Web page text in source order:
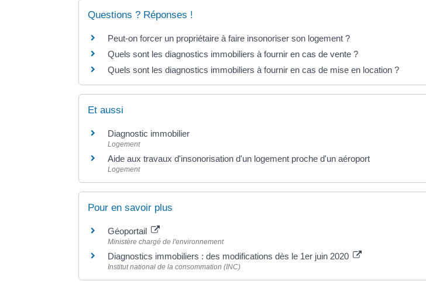
Questions ? Réponses !
Peut-on forcer un propriétaire à faire insonoriser son logement ?
Quels sont les diagnostics immobiliers à fournir en cas de vente ?
Quels sont les diagnostics immobiliers à fournir en cas de mise en location ?
Et aussi
Diagnostic immobilier
Logement
Aide aux travaux d'insonorisation d'un logement proche d'un aéroport
Logement
Pour en savoir plus
Géoportail
Ministère chargé de l'environnement
Diagnostics immobiliers : des modifications dès le 1er juin 2020
Institut national de la consommation (INC)